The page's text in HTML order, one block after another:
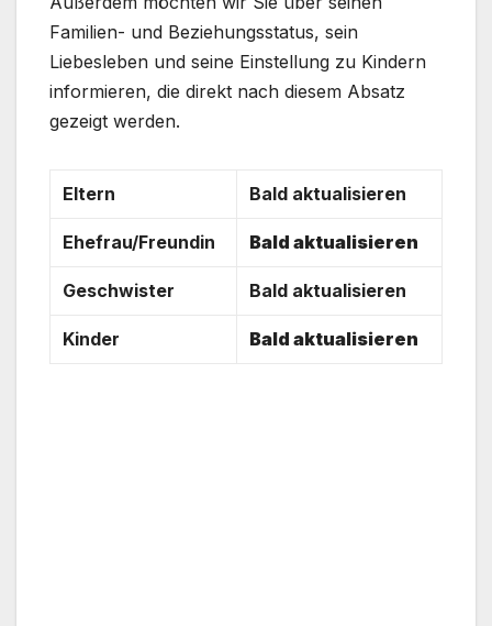
Familien- und Beziehungsstatus, sein
Liebesleben und seine Einstellung zu Kindern
informieren, die direkt nach diesem Absatz
gezeigt werden.
Eltern Bald aktualisieren
Ehefrau/Freundin Bald aktualisieren
Geschwister Bald aktualisieren
Kinder Bald aktualisieren